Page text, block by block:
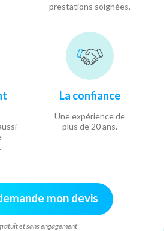
prestations soignées.
La confiance
Une expérience de
plus de 20 ans.
mon devis
et sans engagement